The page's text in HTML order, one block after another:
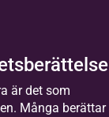
är det som
Många berättar